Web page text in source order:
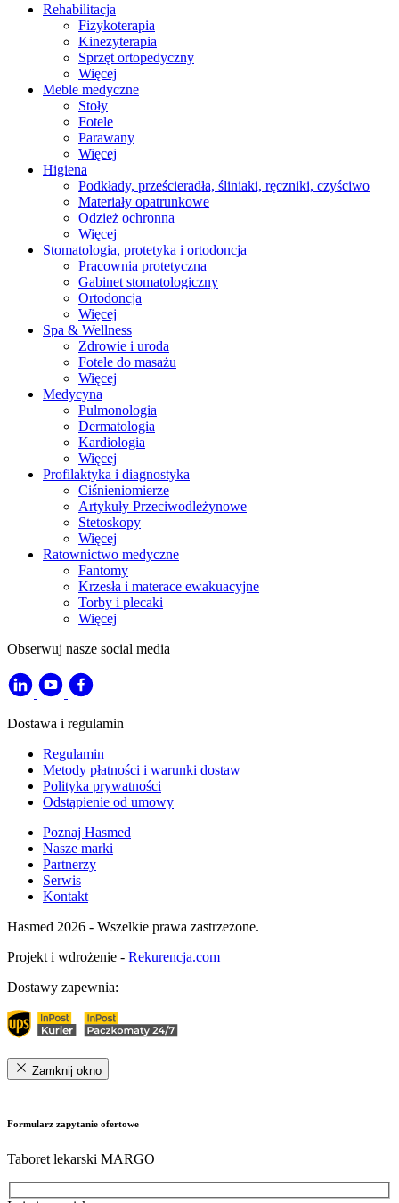
Rehabilitacja
Fizykoterapia
Kinezyterapia
Sprzęt ortopedyczny
Więcej
Meble medyczne
Stoły
Fotele
Parawany
Więcej
Higiena
Podkłady, prześcieradła, śliniaki, ręczniki, czyściwo
Materiały opatrunkowe
Odzież ochronna
Więcej
Stomatologia, protetyka i ortodoncja
Pracownia protetyczna
Gabinet stomatologiczny
Ortodoncja
Więcej
Spa & Wellness
Zdrowie i uroda
Fotele do masażu
Więcej
Medycyna
Pulmonologia
Dermatologia
Kardiologia
Więcej
Profilaktyka i diagnostyka
Ciśnieniomierze
Artykuły Przeciwodleżynowe
Stetoskopy
Więcej
Ratownictwo medyczne
Fantomy
Krzesła i materace ewakuacyjne
Torby i plecaki
Więcej
Obserwuj nasze social media
Dostawa i regulamin
Regulamin
Metody płatności i warunki dostaw
Polityka prywatności
Odstąpienie od umowy
Poznaj Hasmed
Nasze marki
Partnerzy
Serwis
Kontakt
Hasmed 2026 - Wszelkie prawa zastrzeżone.
Projekt i wdrożenie - Rekurencja.com
Dostawy zapewnia:
Zamknij okno
Formularz zapytanie ofertowe
Taboret lekarski MARGO